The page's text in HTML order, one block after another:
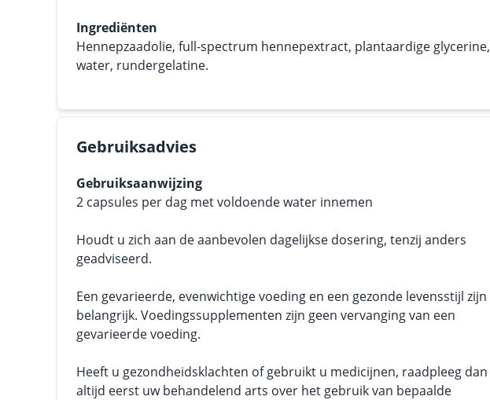
Ingrediënten
Hennepzaadolie, full-spectrum hennepextract, plantaardige glycerine,
water, rundergelatine.
Gebruiksadvies
Gebruiksaanwijzing
2 capsules per dag met voldoende water innemen
Houdt u zich aan de aanbevolen dagelijkse dosering, tenzij anders
geadviseerd.
Een gevarieerde, evenwichtige voeding en een gezonde levensstijl zijn
belangrijk. Voedingssupplementen zijn geen vervanging van een
gevarieerde voeding.
Heeft u gezondheidsklachten of gebruikt u medicijnen, raadpleeg dan
altijd eerst uw behandelend arts over het gebruik van bepaalde